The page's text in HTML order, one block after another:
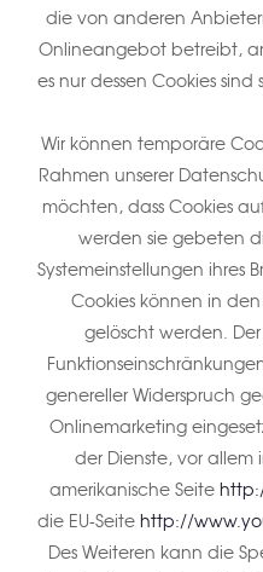
die von anderen
Onlineangebot betreibt,
es nur dessen Cookies
Wir können temporäre
Rahmen unserer
möchten, dass Cookies
werden sie gebeten
Systemeinstellungen ihres
Cookies können in den
gelöscht werden. Der
genereller Widerspruch
Onlinemarketing
der Dienste, vor allem
amerikanische Seite
die EU-Seite http://
Des Weiteren kann die